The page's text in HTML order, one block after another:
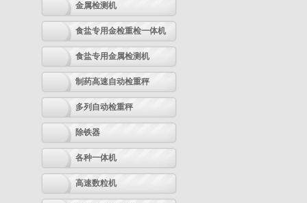
金属检测机
食盐专用金检重检一体机
食盐专用金属检测机
制药高速自动检重秤
多列自动检重秤
除铁器
各种一体机
高速数粒机